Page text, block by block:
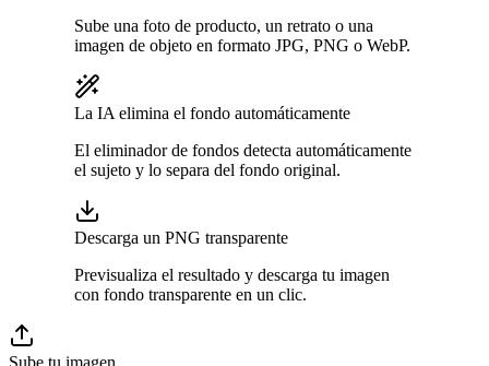
Sube una foto de producto, un retrato o una
imagen de objeto en formato JPG, PNG o WebP.
La IA elimina el fondo automáticamente
El eliminador de fondos detecta automáticamente
el sujeto y lo separa del fondo original.
Descarga un PNG transparente
Previsualiza el resultado y descarga tu imagen
con fondo transparente en un clic.